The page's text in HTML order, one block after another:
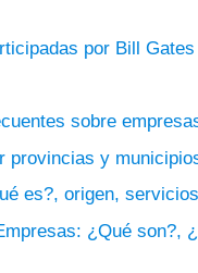
por Bill Gates
sobre
provincias y
es?, origen,
¿Qué son?,